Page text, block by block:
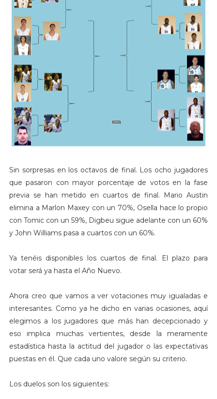
Sin sorpresas en los octavos de final. Los ocho jugadores
que pasaron con mayor porcentaje de votos en la fase
previa se han metido en cuartos de final. Mario Austin
elimina a Marlon Maxey con un 70%, Osella hace lo propio
con Tomic con un 59%, Digbeu sigue adelante con un 60%
y John Williams pasa a cuartos con un 60%.
Ya tenéis disponibles los cuartos de final. El plazo para
votar será ya hasta el Año Nuevo.
Ahora creo que vamos a ver votaciones muy igualadas e
interesantes. Como ya he dicho en varias ocasiones, aquí
elegimos a los jugadores que más han decepcionado y
eso implica muchas vertientes, desde la meramente
estadística hasta la actitud del jugador o las expectativas
puestas en él. Que cada uno valore según su criterio.
Los duelos son los siguientes: